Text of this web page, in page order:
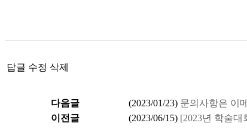
답글 수정 삭제
다음글 (2023/01/23) 문의사항은 이
이전글
(2023/06/15) [2023년 학술